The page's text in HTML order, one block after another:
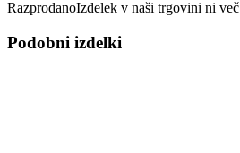
RazprodanoIzdelek v naši trgovini ni
Podobni izdelki